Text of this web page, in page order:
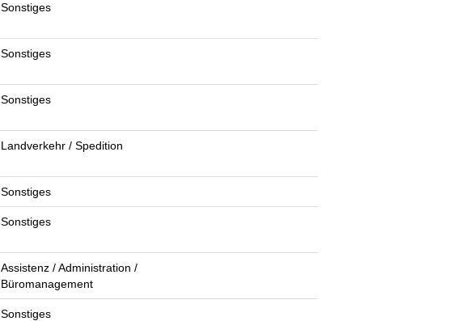
Sonstiges
Sonstiges
Sonstiges
Landverkehr / Spedition
Sonstiges
Sonstiges
Assistenz / Administration /
Büromanagement
Sonstiges